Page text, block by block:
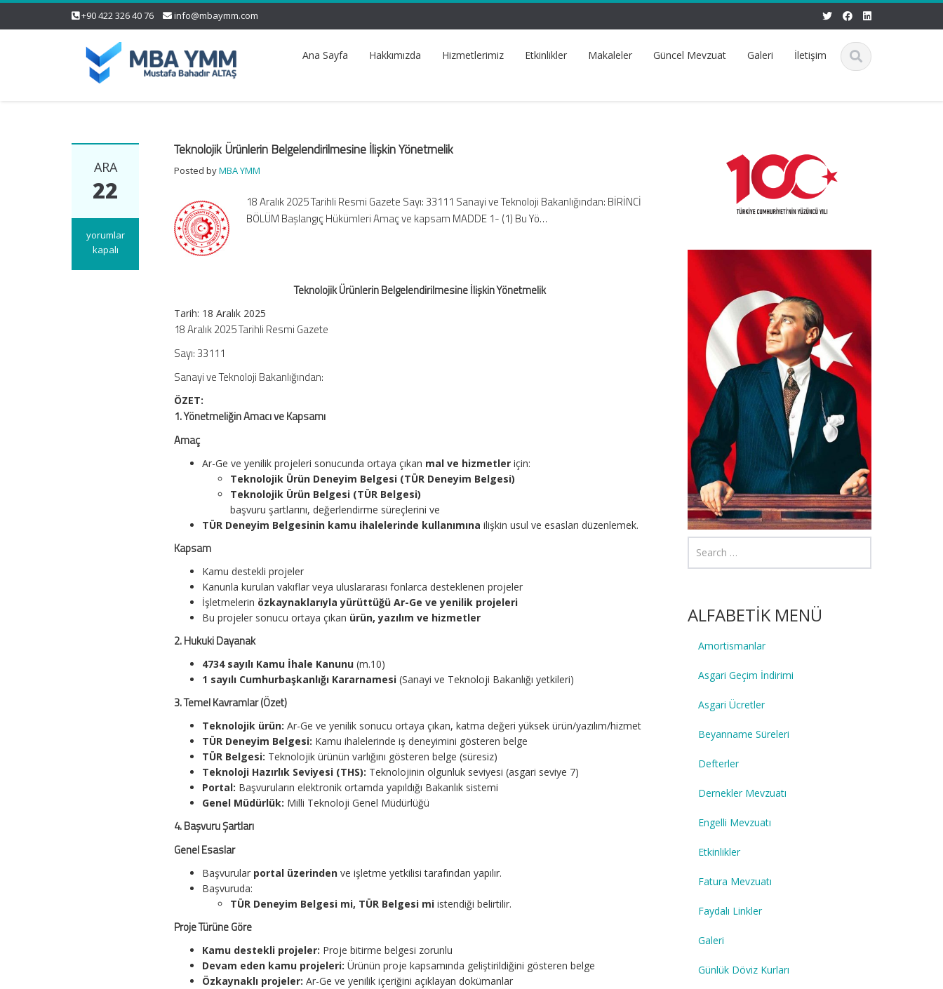
+90 422 326 40 76 info@mbaymm.com
Ana Sayfa Hakkımızda Hizmetlerimiz Etkinlikler Makaleler Güncel Mevzuat Galeri İletişim
ARA
22
Teknolojik
Ürünlerin
yorumlar
kapalı
Teknolojik Ürünlerin Belgelendirilmesine İlişkin Yönetmelik
Posted byMBA YMM
18 Aralık 2025 Tarihli Resmi Gazete Sayı: 33111 Sanayi ve Teknoloji Bakanlığından: BİRİNCİ
BÖLÜM Başlangıç Hükümleri Amaç ve kapsam MADDE 1- (1) Bu Yö…
Teknolojik Ürünlerin Belgelendirilmesine İlişkin Yönetmelik
Tarih: 18 Aralık 2025
18 Aralık 2025 Tarihli Resmi Gazete
Sayı: 33111
Sanayi ve Teknoloji Bakanlığından:
ÖZET:
1. Yönetmeliğin Amacı ve Kapsamı
Amaç
Ar-Ge ve yenilik projeleri sonucunda ortaya çıkan mal ve hizmetler için:
Teknolojik Ürün Deneyim Belgesi (TÜR Deneyim Belgesi)
Teknolojik Ürün Belgesi (TÜR Belgesi)
başvuru şartlarını, değerlendirme süreçlerini ve
TÜR Deneyim Belgesinin kamu ihalelerinde kullanımına ilişkin usul ve esasları düzenlemek.
Kapsam
Kamu destekli projeler
Kanunla kurulan vakıflar veya uluslararası fonlarca desteklenen projeler
İşletmelerin özkaynaklarıyla yürüttüğü Ar-Ge ve yenilik projeleri
Bu projeler sonucu ortaya çıkan ürün, yazılım ve hizmetler
2. Hukuki Dayanak
4734 sayılı Kamu İhale Kanunu (m.10)
1 sayılı Cumhurbaşkanlığı Kararnamesi (Sanayi ve Teknoloji Bakanlığı yetkileri)
3. Temel Kavramlar (Özet)
Teknolojik ürün: Ar-Ge ve yenilik sonucu ortaya çıkan, katma değeri yüksek ürün/yazılım/hizmet
TÜR Deneyim Belgesi: Kamu ihalelerinde iş deneyimini gösteren belge
TÜR Belgesi: Teknolojik ürünün varlığını gösteren belge (süresiz)
Teknoloji Hazırlık Seviyesi (THS): Teknolojinin olgunluk seviyesi (asgari seviye 7)
Portal: Başvuruların elektronik ortamda yapıldığı Bakanlık sistemi
Genel Müdürlük: Milli Teknoloji Genel Müdürlüğü
4. Başvuru Şartları
Genel Esaslar
Başvurular portal üzerinden ve işletme yetkilisi tarafından yapılır.
Başvuruda:
TÜR Deneyim Belgesi mi, TÜR Belgesi mi istendiği belirtilir.
Proje Türüne Göre
Kamu destekli projeler: Proje bitirme belgesi zorunlu
Devam eden kamu projeleri: Ürünün proje kapsamında geliştirildiğini gösteren belge
Özkaynaklı projeler: Ar-Ge ve yenilik içeriğini açıklayan dokümanlar
ALFABETİK MENÜ
Amortismanlar
Asgari Geçim İndirimi
Asgari Ücretler
Beyanname Süreleri
Defterler
Dernekler Mevzuatı
Engelli Mevzuatı
Etkinlikler
Fatura Mevzuatı
Faydalı Linkler
Galeri
Günlük Döviz Kurları